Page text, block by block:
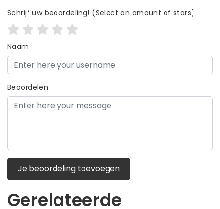
Schrijf uw beoordeling! (Select an amount of stars)
Naam
Beoordelen
Je beoordeling toevoegen
Gerelateerde